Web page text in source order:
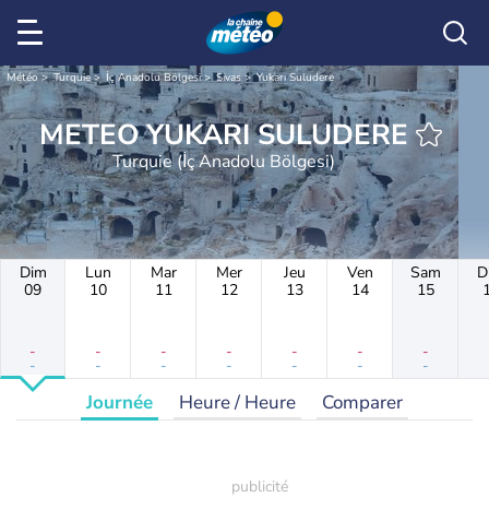
Météo Turquie İç Anadolu Bölgesi Sivas Yukarı Suludere
METEO YUKARI SULUDERE
Turquie (İç Anadolu Bölgesi)
Dim
09
-
-
Lun
10
-
-
Mar
11
-
-
Mer
12
-
-
Jeu
13
-
-
Ven
14
-
-
Sam
15
-
-
Journée Heure / Heure Comparer